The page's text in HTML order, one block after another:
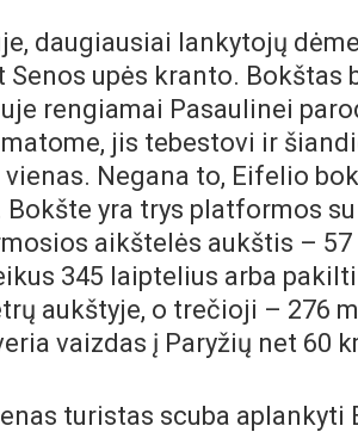
daugiausiai lankytojų
upės kranto. Bokštas
rengiamai Pasaulinei
jis tebestovi ir
Negana to, Eifelio
yra trys platformos
aikštelės aukštis –
345 laiptelius arba
aukštyje, o trečioji – 276
vaizdas į Paryžių net 60
turistas scuba aplankyti